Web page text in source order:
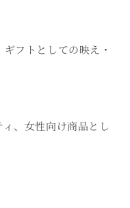
フトとしての映え・
、女性向け商品とし